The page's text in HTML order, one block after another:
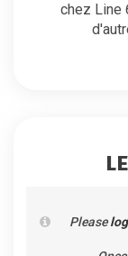
chez Line
Please